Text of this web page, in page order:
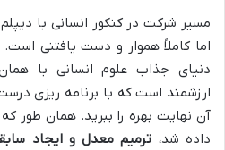
مسیر شرکت در کنکور انسانی با
اما کاملاً هموار و دست یافتنی
دنیای جذاب علوم انسانی با
ارزشمند است که با برنامه ریزی
آن نهایت بهره را ببرید. همان طور
داده شد، ترمیم معدل و ایجاد